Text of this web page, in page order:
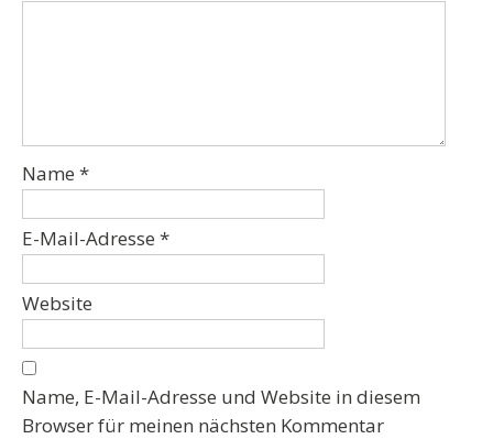
Name *
E-Mail-Adresse *
Website
Name, E-Mail-Adresse und Website in diesem
Browser für meinen nächsten Kommentar